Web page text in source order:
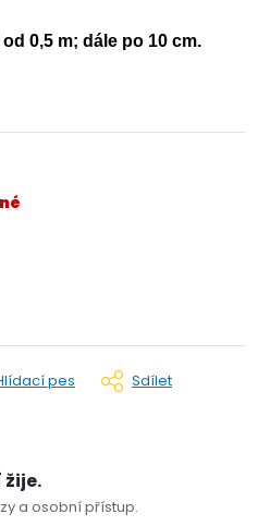
0,5 m; dále po 10 cm.
pes Sdílet
a osobní přístup.